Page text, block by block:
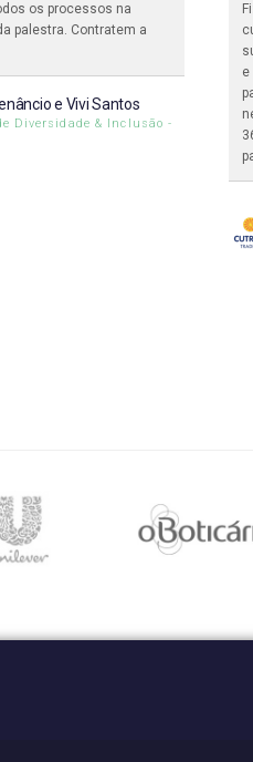
os processos na
palestra. Contratem a
e Vivi Santos
Diversidade & Inclusão -
e